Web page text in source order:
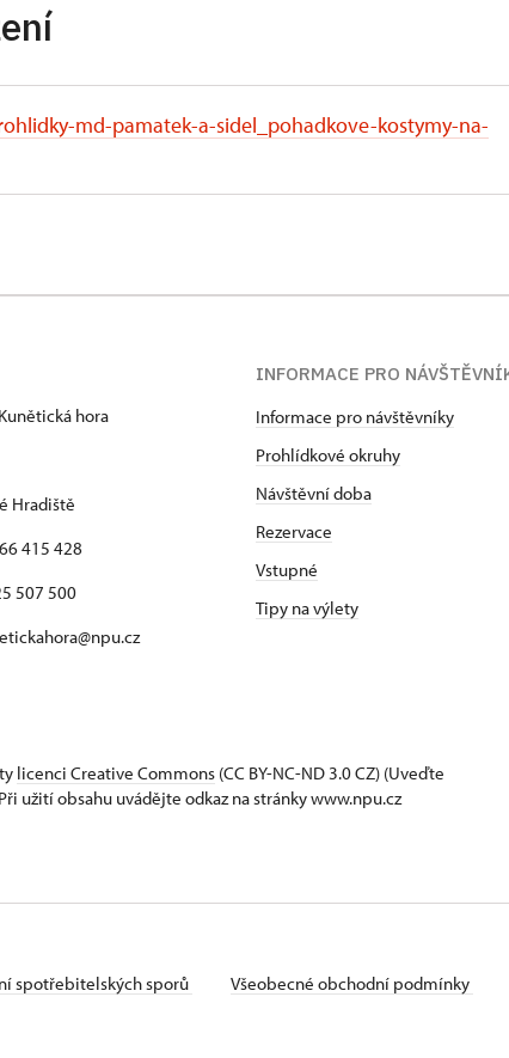
md-pamatek-a-sidel_pohadkove-kostymy-na-
hora
Hradiště
415 428
507 500
INFORMACE PRO
Informace pro návštěvníky
Prohlídkové okruhy
Návštěvní doba
Rezervace
Vstupné
Tipy na výlety
licenci Creative Commons (CC BY-NC-ND 3.0 CZ) (Uveďte
užití obsahu uvádějte odkaz na stránky www.npu.cz
spotřebitelských sporů Všeobecné obchodní podmínky